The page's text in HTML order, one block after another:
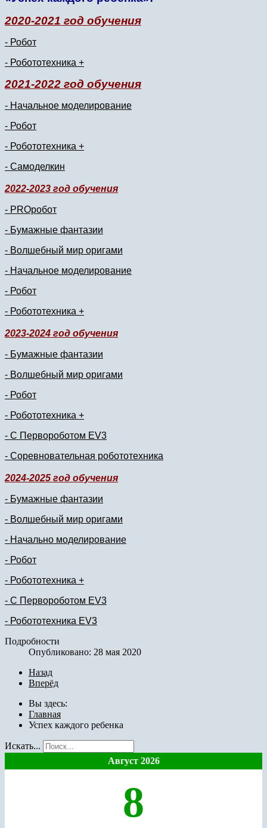
2020-2021 год обучения
- Робот
- Робототехника +
2021-2022 год обучения
- Начальное моделирование
- Робот
- Робототехника +
- Самоделкин
2022-2023 год обучения
- PROробот
- Бумажные фантазии
- Волшебный мир оригами
- Начальное моделирование
- Робот
- Робототехника +
2023-2024 год обучения
- Бумажные фантазии
- Волшебный мир оригами
- Робот
- Робототехника +
- С Первороботом EV3
- Соревновательная робототехника
2024-2025 год обучения
- Бумажные фантазии
- Волшебный мир оригами
- Начально моделирование
- Робот
- Робототехника +
- С Первороботом EV3
- Робототехника EV3
Подробности
Опубликовано: 28 мая 2020
Назад
Вперёд
Вы здесь:
Главная
Успех каждого ребенка
Искать...
Август 2026
8